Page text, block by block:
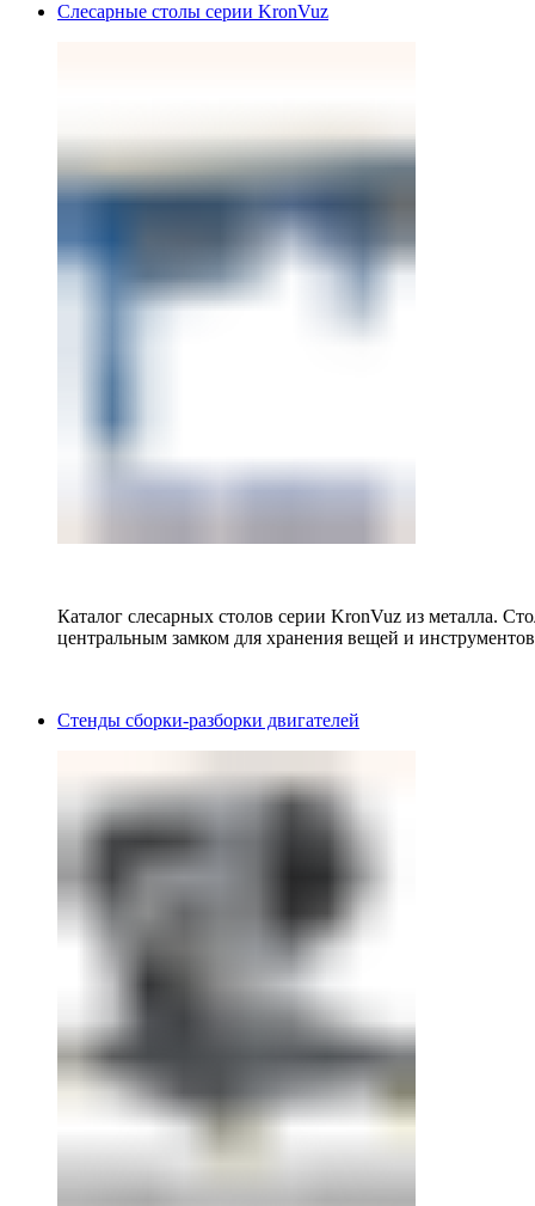
Слесарные столы серии KronVuz
Каталог слесарных столов серии KronVuz из металла.
центральным замком для хранения вещей и
Стенды сборки-разборки двигателей